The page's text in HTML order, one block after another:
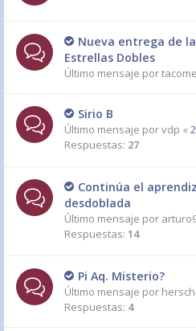
Nueva entrega de
Estrellas Dobles
Último mensaje por
Sirio B
Último mensaje porvdp «
Respuestas: 27
Continúa el
desdoblada
Último mensaje por
Respuestas: 14
Pi Aq. Misterio?
Último mensaje por
Respuestas: 4